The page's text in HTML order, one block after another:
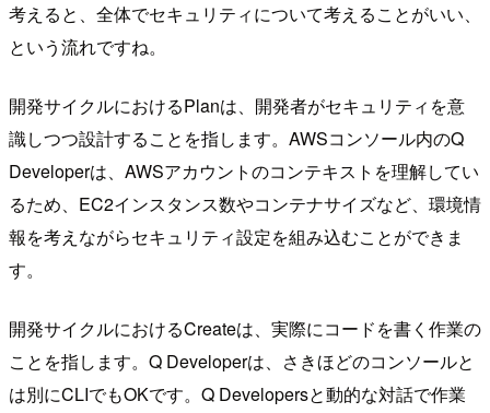
考えると、全体でセキュリティについて考えることがいい、
という流れですね。
開発サイクルにおけるPlanは、開発者がセキュリティを意
識しつつ設計することを指します。AWSコンソール内のQ
Developerは、AWSアカウントのコンテキストを理解してい
るため、EC2インスタンス数やコンテナサイズなど、環境情
報を考えながらセキュリティ設定を組み込むことができま
す。
開発サイクルにおけるCreateは、実際にコードを書く作業の
ことを指します。Q Developerは、さきほどのコンソールと
は別にCLIでもOKです。Q Developersと動的な対話で作業